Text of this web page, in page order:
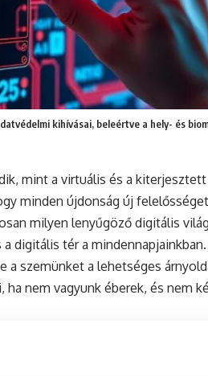
kihívásai, beleértve a hely- és
mint a virtuális és a kiterjesztett
minden újdonság új
milyen lenyűgöző digitális
digitális tér a
a szemünket a lehetséges
nem vagyunk éberek, és nem